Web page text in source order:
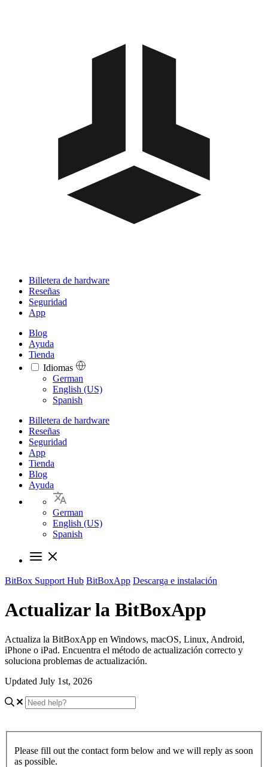
Billetera de hardware
Reseñas
Seguridad
App
Blog
Ayuda
Tienda
Idiomas
Languages
German
English (US)
Spanish
Billetera de hardware
Reseñas
Seguridad
App
Tienda
Blog
Ayuda
German
English (US)
Spanish
BitBox Support Hub BitBoxApp Descarga e instalación
Actualizar la BitBoxApp
Actualiza la BitBoxApp en Windows, macOS, Linux, Android,
iPhone o iPad. Encuentra el método de actualización correcto y
soluciona problemas de actualización.
Updated July 1st, 2026
Please fill out the contact form below and we will reply as soon
as possible.